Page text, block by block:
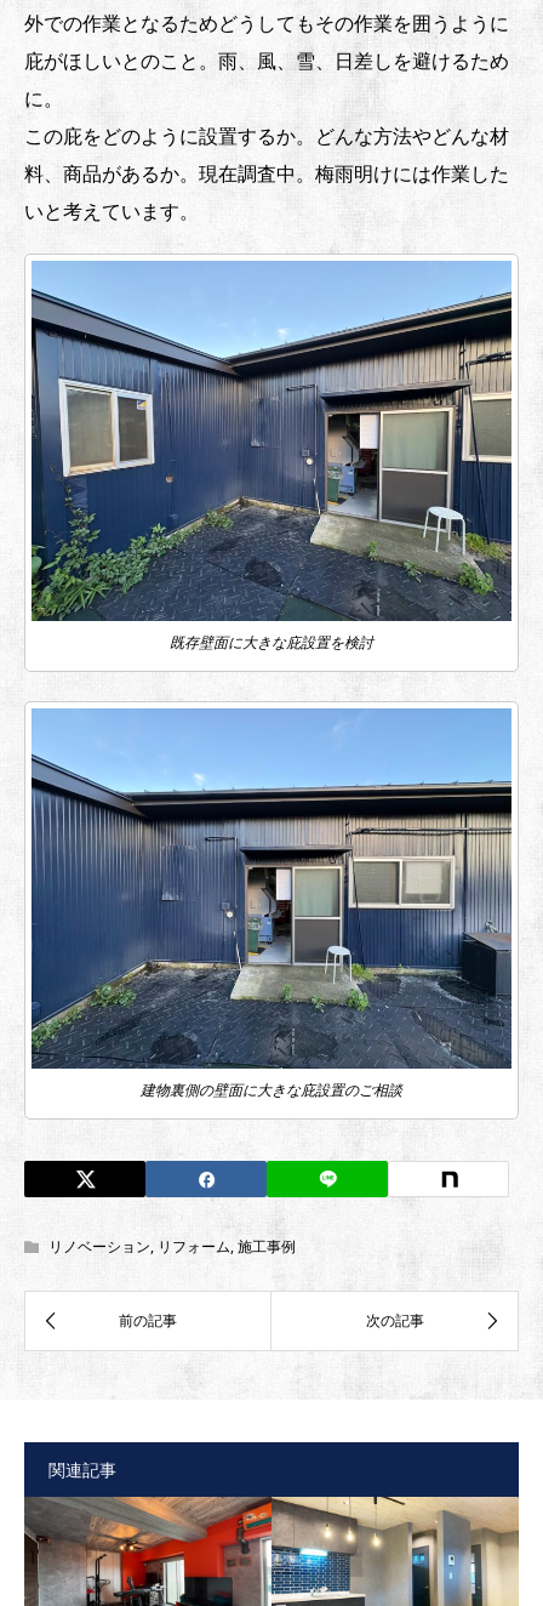
外での作業となるためどうしてもその作業を囲うように
庇がほしいとのこと。雨、風、雪、日差しを避けるため
に。
この庇をどのように設置するか。どんな方法やどんな材
料、商品があるか。現在調査中。梅雨明けには作業した
いと考えています。
既存壁面に大きな庇設置を検討
建物裏側の壁面に大きな庇設置のご相談
リノベーション, リフォーム,施工事例
関連記事